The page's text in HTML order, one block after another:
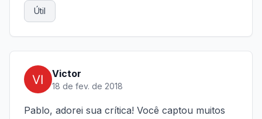
Útil
Victor
18 de fev. de 2018
Pablo, adorei sua crítica! Você captou muitos